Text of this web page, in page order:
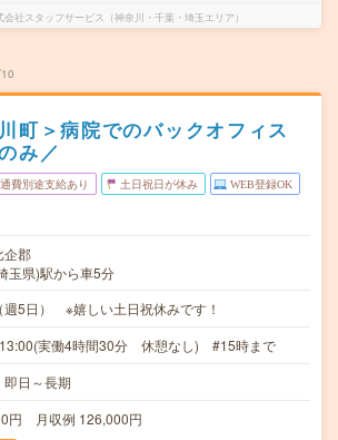
会社スタッフサービス（神奈川・千葉・埼玉エリア）
町＞病院でのバックオフィス
み／
費別途支給あり 土日祝日が休み WEB登録OK
企郡
玉県)駅から車5分
週5日） ※嬉しい土日祝休みです！
実働4時間30分 休憩なし) #15時まで
即日～長期
円 月収例 126,000円